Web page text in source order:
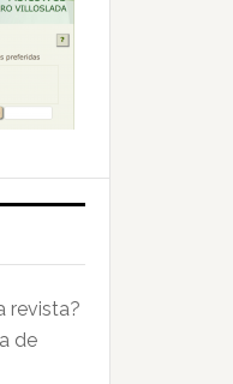
revista?
de